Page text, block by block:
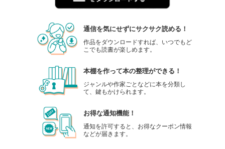
通信を気にせずにサクサク読める！
作品をダウンロードすれば、いつでもど
こでも読書が楽しめます。
本棚を作って本の整理ができる！
ジャンルや作家ごとなどに本を分類し
て、鍵もかけられます。
お得な通知機能！
通知を許可すると、お得なクーポン情報
などが届きます。